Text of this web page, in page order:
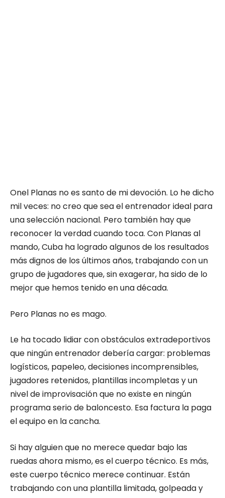
Onel Planas no es santo de mi devoción. Lo he dicho
mil veces: no creo que sea el entrenador ideal para
una selección nacional. Pero también hay que
reconocer la verdad cuando toca. Con Planas al
mando, Cuba ha logrado algunos de los resultados
más dignos de los últimos años, trabajando con un
grupo de jugadores que, sin exagerar, ha sido de lo
mejor que hemos tenido en una década.
Pero Planas no es mago.
Le ha tocado lidiar con obstáculos extradeportivos
que ningún entrenador debería cargar: problemas
logísticos, papeleo, decisiones incomprensibles,
jugadores retenidos, plantillas incompletas y un
nivel de improvisación que no existe en ningún
programa serio de baloncesto. Esa factura la paga
el equipo en la cancha.
Si hay alguien que no merece quedar bajo las
ruedas ahora mismo, es el cuerpo técnico. Es más,
este cuerpo técnico merece continuar. Están
trabajando con una plantilla limitada, golpeada y